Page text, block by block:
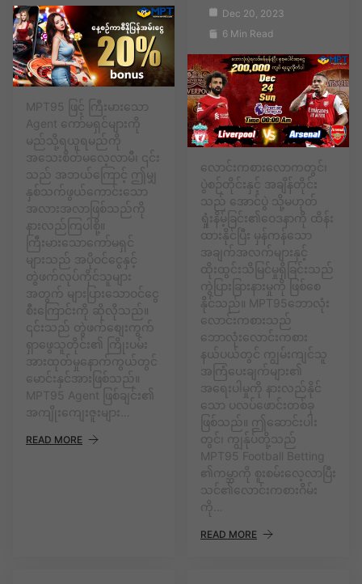
MPT95 ဖြင့် ကြီးမားသော
Agent ကော်မရှင်များကို
မည်သို့ရယူရမည်ကို
အသေးစိတ်မလေ့လာမီ၊ ၎င်း
သည် အဘယ်ကြောင့် ဤမျှ
နှစ်သက်ဖွယ်ကောင်းသော
အလားအလာဖြစ်သည်ကို
နားလည်ကြပါစို့။
ကြီးမားသောကော်မရှင်
များသည် အပိုဝင်ငွေနှင့်
တွဲဖက်လုပ်ကိုင်သူများ
အတွက် များပြားသောဝင်ငွေ
စီးကြောင်းကို ဆိုလိုသည်။
၎င်းသည် တွဲဖက်စျေးကွက်
ရှာဖွေသူတိုင်း၏ ကြိုးပမ်း
အားထုတ်မှုနောက်ကွယ်တွင်
မောင်းနှင်အားဖြစ်သည်။
MPT95 ‌Agent ဖြစ်ချင်း၏
အကျိုးကျေးဇူးများ…
READ MORE
Dec 20, 2023
6 Min Read
လောင်းကစားလောကတွင်၊
ပွဲစဉ်တိုင်းနှင့် အချိန်တိုင်း
သည် အောင်ပွဲ သို့မဟုတ်
ရှုံးနိမ့်ခြင်း၏ဝေဒနာကို ထိန်း
ထားနိုင်ပြီး မှန်ကန်သော
အချက်အလက်များနှင့်
ထိုးထွင်းသိမြင်မှုရှိခြင်းသည်
ကွဲပြားခြားနားမှုကို ဖြစ်စေ
နိုင်သည်။ MPT95ဘောလုံး
လောင်းကစားသည်
ဘောလုံးလောင်းကစား
နယ်ပယ်တွင် ကျွမ်းကျင်သူ
အကြံပေးချက်များ၏
အရေးပါမှုကို နားလည်နိုင်
သော ပလပ်ဖောင်းတစ်ခု
ဖြစ်သည်။ ဤဆောင်းပါး
တွင်၊ ကျွန်ုပ်တို့သည်
MPT95 Football Betting
၏ကမ္ဘာကို စူးစမ်းလေ့လာပြီး
သင်၏လောင်းကစားဂိမ်း
ကို…
READ MORE